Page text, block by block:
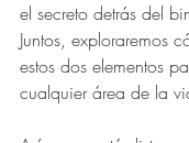
el secreto detrás del
Juntos, exploraremos
estos dos elementos
cualquier área de la